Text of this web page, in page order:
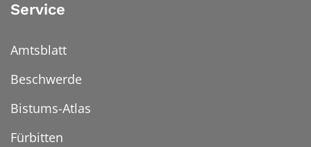
Service
Amtsblatt
Beschwerde
Bistums-Atlas
Fürbitten